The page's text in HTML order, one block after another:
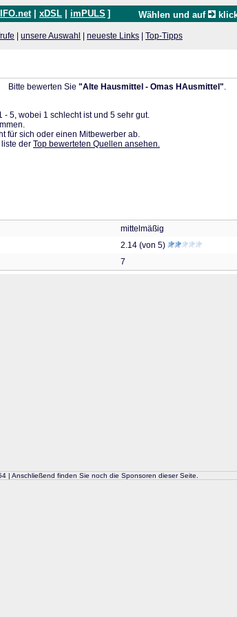
IFO.net xDSL imPULS ] Wählen und auf
unsere Auswahl neueste Links Top-Tipps
Bitte bewerten Sie "Alte Hausmittel - Omas HAusmittel".
- 5, wobei 1 schlecht ist und 5 sehr gut.
für sich oder einen Mitbewerber ab.
der Top bewerteten Quellen ansehen.
mittelmäßig
2.14 (von 5)
7
| Anschließend finden Sie noch die Sponsoren dieser Seite.